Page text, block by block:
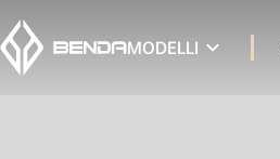
MODELLI